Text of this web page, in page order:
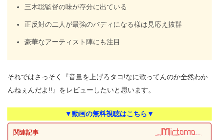
三木聡監督の味が存分に出ている
正反対の二人が最強のバディになる様は見応え抜群
豪華なアーティスト陣にも注目
それではさっそく『音量を上げろタコ!なに歌ってんのか全然わか
んねぇんだよ!!』をレビューしたいと思います。
▼動画の無料視聴はこちら▼
関連記事